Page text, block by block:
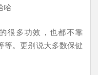
哈
很多功效，也都不靠
等。更别说大多数保健